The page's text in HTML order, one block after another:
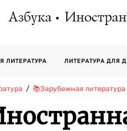
Азбука
ЛИТЕРАТУРА ЛИТЕРАТУРА ДЛЯ
📚Зарубежная литература